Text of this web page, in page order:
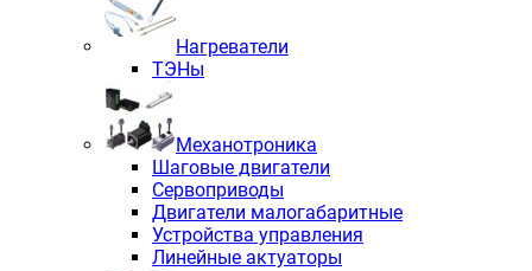
Нагреватели
ТЭНы
Механотроника
Шаговые двигатели
Сервоприводы
Двигатели малогабаритные
Устройства управления
Линейные актуаторы